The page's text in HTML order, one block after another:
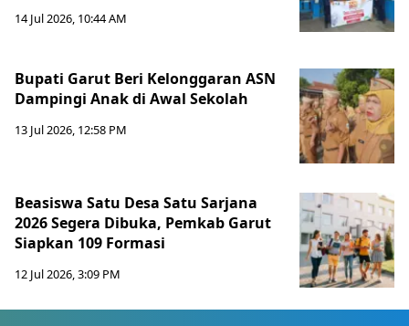
14 Jul 2026, 10:44 AM
Bupati Garut Beri Kelonggaran ASN
Dampingi Anak di Awal Sekolah
13 Jul 2026, 12:58 PM
Beasiswa Satu Desa Satu Sarjana
2026 Segera Dibuka, Pemkab Garut
Siapkan 109 Formasi
12 Jul 2026, 3:09 PM